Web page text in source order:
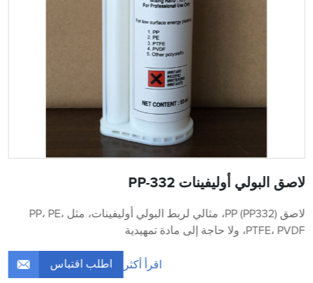
لاصق البولي أوليفينات PP-332
لاصق PP (PP332)، مثالي لربط البولي أوليفينات، مثل PP، PE،
PTFE، PVDF، ولا حاجة إلى مادة تمهيدية
اقرأ أكثر اطلب اقتباس